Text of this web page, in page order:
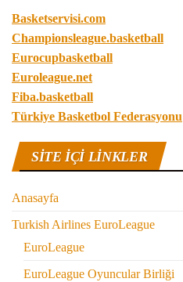
Basketservisi.com
Championsleague.basketball
Eurocupbasketball
Euroleague.net
Fiba.basketball
Türkiye Basketbol Federasyonu
SITE IÇI LINKLER
Anasayfa
Turkish Airlines EuroLeague
EuroLeague
EuroLeague Oyuncular Birliği